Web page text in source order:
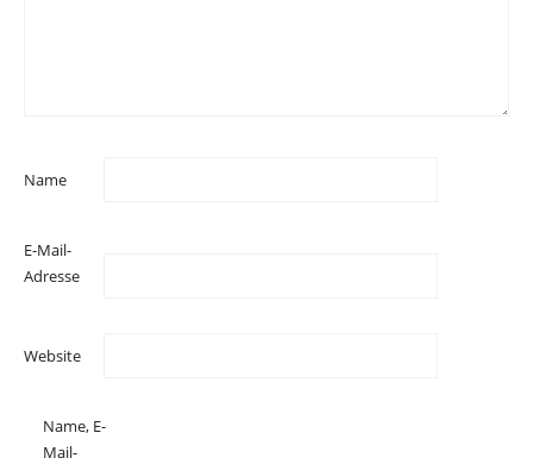
Name
E-Mail-
Adresse
Website
Name, E-
Mail-